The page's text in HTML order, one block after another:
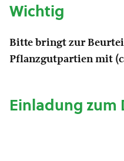
Wichtig
Bitte bringt zur
Pflanzgutpartien mit
Einladung zum